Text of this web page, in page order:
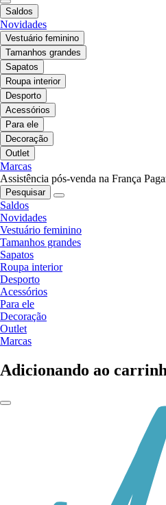
Saldos
Novidades
Vestuário feminino
Tamanhos grandes
Sapatos
Roupa interior
Desporto
Acessórios
Para ele
Decoração
Outlet
Marcas
Assistência pós-venda na França
Pesquisar
Saldos
Novidades
Vestuário feminino
Tamanhos grandes
Sapatos
Roupa interior
Desporto
Acessórios
Para ele
Decoração
Outlet
Marcas
Adicionando ao